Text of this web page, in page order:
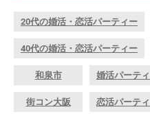
20代の婚活・恋活パーティー
40代の婚活・恋活パーティー
和泉市 婚活パーテ
街コン大阪 恋活パーテ